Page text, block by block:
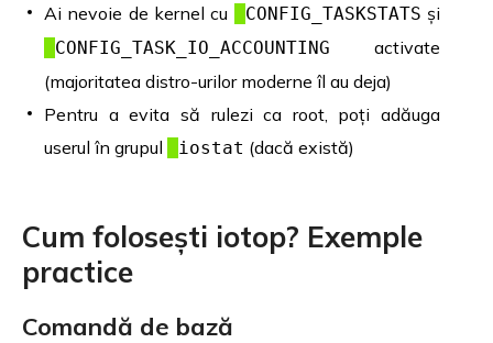
Ai nevoie de kernel cu CONFIG_TASKSTATS și
CONFIG_TASK_IO_ACCOUNTING activate
(majoritatea distro-urilor moderne îl au deja)
Pentru a evita să rulezi ca root, poți adăuga
userul în grupul
iostat (dacă există)
Cum folosești iotop? Exemple
practice
Comandă de bază